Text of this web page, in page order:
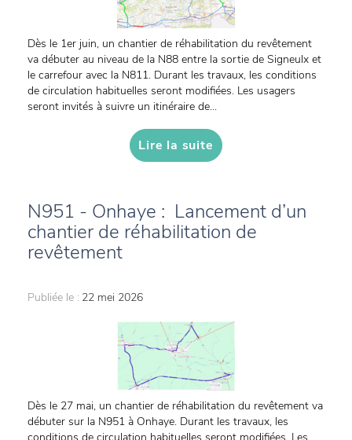
Dès le 1er juin, un chantier de réhabilitation du revêtement
va débuter au niveau de la N88 entre la sortie de Signeulx et
le carrefour avec la N811. Durant les travaux, les conditions
de circulation habituelles seront modifiées. Les usagers
seront invités à suivre un itinéraire de...
Lire la suite
N951 - Onhaye : Lancement d’un
chantier de réhabilitation de
revêtement
Publiée le : 22 mei 2026
Dès le 27 mai, un chantier de réhabilitation du revêtement va
débuter sur la N951 à Onhaye. Durant les travaux, les